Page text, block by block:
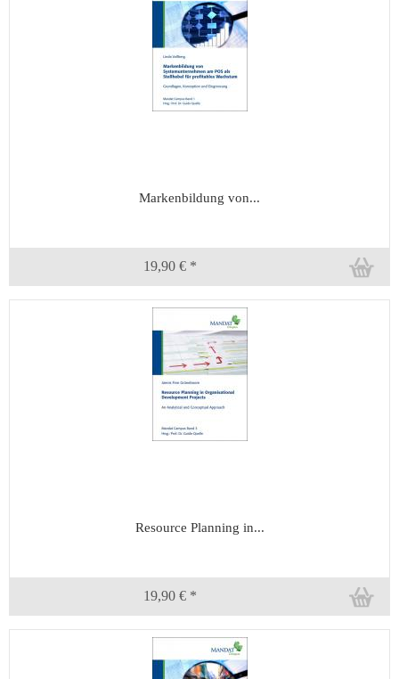
Markenbildung von...
19,90 € *
Resource Planning in...
19,90 € *